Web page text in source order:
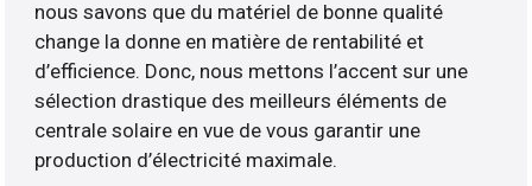
nous savons que du matériel de bonne qualité
change la donne en matière de rentabilité et
d’efficience. Donc, nous mettons l’accent sur une
sélection drastique des meilleurs éléments de
centrale solaire en vue de vous garantir une
production d’électricité maximale.